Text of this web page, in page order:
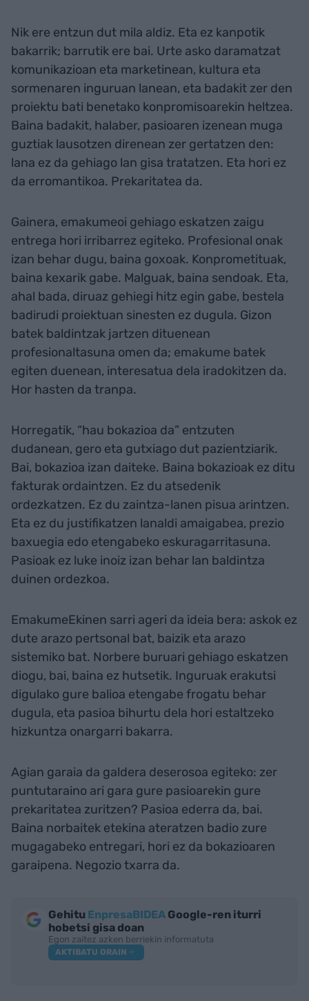
Nik ere entzun dut mila aldiz. Eta ez kanpotik
bakarrik; barrutik ere bai. Urte asko daramatzat
komunikazioan eta marketinean, kultura eta
sormenaren inguruan lanean, eta badakit zer den
proiektu bati benetako konpromisoarekin heltzea.
Baina badakit, halaber, pasioaren izenean muga
guztiak lausotzen direnean zer gertatzen den:
lana ez da gehiago lan gisa tratatzen. Eta hori ez
da erromantikoa. Prekaritatea da.
Gainera, emakumeoi gehiago eskatzen zaigu
entrega hori irribarrez egiteko. Profesional onak
izan behar dugu, baina goxoak. Konprometituak,
baina kexarik gabe. Malguak, baina sendoak. Eta,
ahal bada, diruaz gehiegi hitz egin gabe, bestela
badirudi proiektuan sinesten ez dugula. Gizon
batek baldintzak jartzen dituenean
profesionaltasuna omen da; emakume batek
egiten duenean, interesatua dela iradokitzen da.
Hor hasten da tranpa.
Horregatik, “hau bokazioa da” entzuten
dudanean, gero eta gutxiago dut pazientziarik.
Bai, bokazioa izan daiteke. Baina bokazioak ez ditu
fakturak ordaintzen. Ez du atsedenik
ordezkatzen. Ez du zaintza-lanen pisua arintzen.
Eta ez du justifikatzen lanaldi amaigabea, prezio
baxuegia edo etengabeko eskuragarritasuna.
Pasioak ez luke inoiz izan behar lan baldintza
duinen ordezkoa.
EmakumeEkinen sarri ageri da ideia bera: askok ez
dute arazo pertsonal bat, baizik eta arazo
sistemiko bat. Norbere buruari gehiago eskatzen
diogu, bai, baina ez hutsetik. Inguruak erakutsi
digulako gure balioa etengabe frogatu behar
dugula, eta pasioa bihurtu dela hori estaltzeko
hizkuntza onargarri bakarra.
Agian garaia da galdera deserosoa egiteko: zer
puntutaraino ari gara gure pasioarekin gure
prekaritatea zuritzen? Pasioa ederra da, bai.
Baina norbaitek etekina ateratzen badio zure
mugagabeko entregari, hori ez da bokazioaren
garaipena. Negozio txarra da.
Gehitu EnpresaBIDEA Google-ren iturri
hobetsi gisa doan
Egon zaitez azken berriekin informatuta
AKTIBATU ORAIN